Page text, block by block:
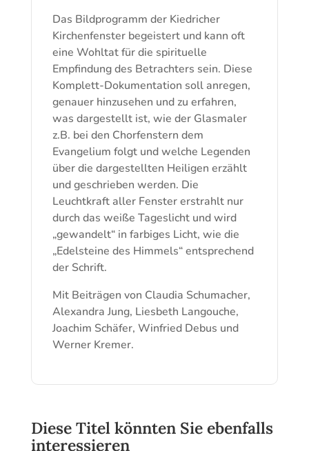
Das Bildprogramm der Kiedricher
Kirchenfenster begeistert und kann oft
eine Wohltat für die spirituelle
Empfindung des Betrachters sein. Diese
Komplett-Dokumentation soll anregen,
genauer hinzusehen und zu erfahren,
was dargestellt ist, wie der Glasmaler
z.B. bei den Chorfenstern dem
Evangelium folgt und welche Legenden
über die dargestellten Heiligen erzählt
und geschrieben werden. Die
Leuchtkraft aller Fenster erstrahlt nur
durch das weiße Tageslicht und wird
„gewandelt“ in farbiges Licht, wie die
„Edelsteine des Himmels“ entsprechend
der Schrift.
Mit Beiträgen von Claudia Schumacher,
Alexandra Jung, Liesbeth Langouche,
Joachim Schäfer, Winfried Debus und
Werner Kremer.
Diese Titel könnten Sie ebenfalls
interessieren